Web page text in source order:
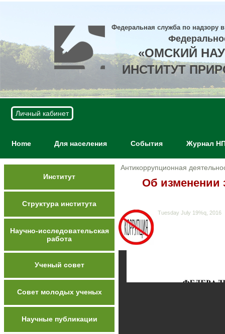
Федеральная служба по надзору
«ОМСКИЙ
ИНСТИТУТ
Личный кабинет
Home Для населения События Журнал
Институт
Структура института
Научно-исследовательская
работа
Ученый совет
Совет молодых ученых
Научные публикации
Антикоррупционная
Об изменении
Tuesday July 19%q, 2016